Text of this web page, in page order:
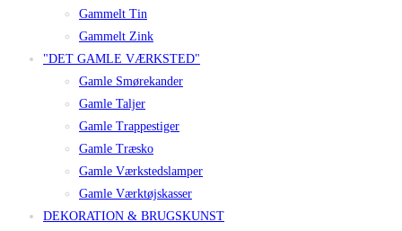
Gammelt Tin
Gammelt Zink
"DET GAMLE VÆRKSTED"
Gamle Smørekander
Gamle Taljer
Gamle Trappestiger
Gamle Træsko
Gamle Værkstedslamper
Gamle Værktøjskasser
DEKORATION & BRUGSKUNST